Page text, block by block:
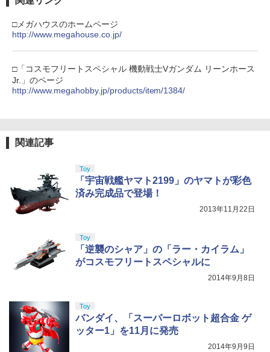
□メガハウスのホームページ
http://www.megahouse.co.jp/
□「コスモフリートスペシャル 機動戦士Vガンダム リーンホース
Jr.」のページ
http://www.megahobby.jp/products/item/1384/
関連記事
Toy
「宇宙戦艦ヤマト2199」のヤマトが彩色
済み完成品で登場！
2013年11月22日
Toy
「逆襲のシャア」の「ラー・カイラム」
がコスモフリートスペシャルに
2014年9月8日
Toy
バンダイ、「スーパーロボット超合金 ゲ
ッター1」を11月に発売
2014年9月9日